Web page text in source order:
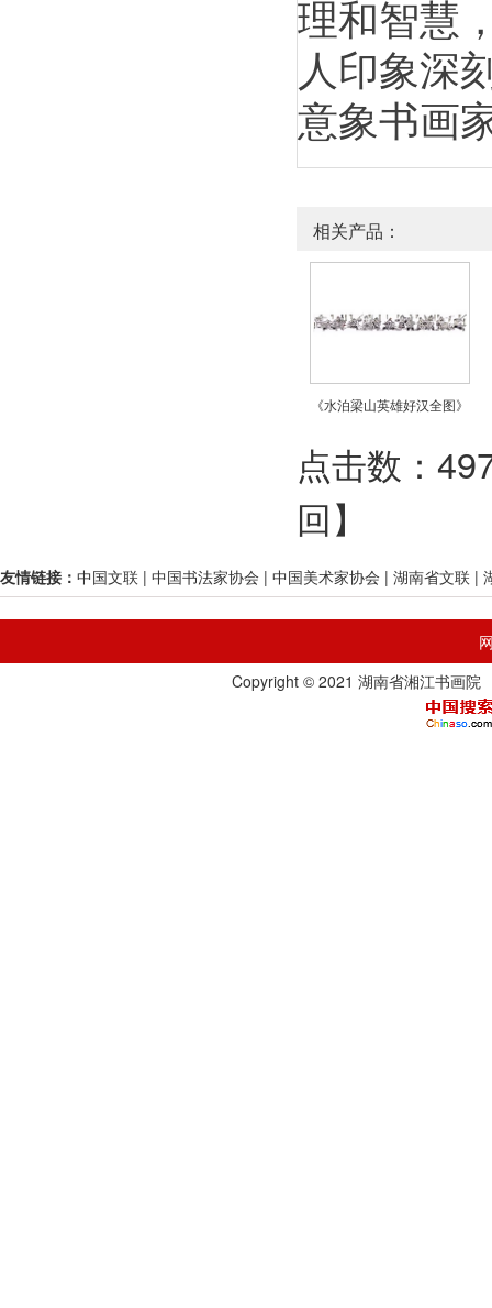
理和智慧
人印象深
意象书画
相关产品：
《水泊梁山英雄好汉全图》
点击数：
回】
友情链接： 中国文联 | 中国书法家协会 | 中国美术家协会 | 湖南省文联 |
Copyright © 2021 湖南省湘江书画